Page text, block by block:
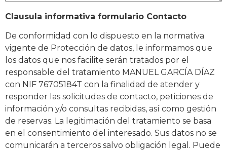
Clausula informativa formulario Contacto
De conformidad con lo dispuesto en la normativa
vigente de Protección de datos, le informamos que
los datos que nos facilite serán tratados por el
responsable del tratamiento MANUEL GARCÍA DÍAZ
con NIF 76705184T con la finalidad de atender y
responder las solicitudes de contacto, peticiones de
información y/o consultas recibidas, así como gestión
de reservas. La legitimación del tratamiento se basa
en el consentimiento del interesado. Sus datos no se
comunicarán a terceros salvo obligación legal. Puede